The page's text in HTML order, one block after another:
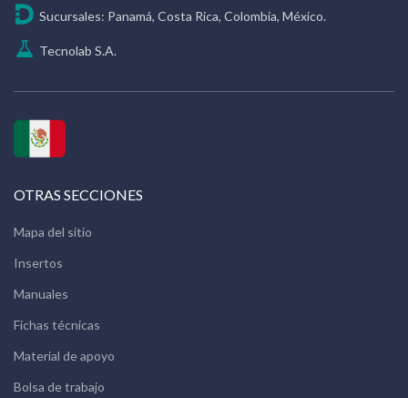
Sucursales: Panamá, Costa Rica, Colombia, México.
Tecnolab S.A.
OTRAS SECCIONES
Mapa del sitio
Insertos
Manuales
Fichas técnicas
Material de apoyo
Bolsa de trabajo